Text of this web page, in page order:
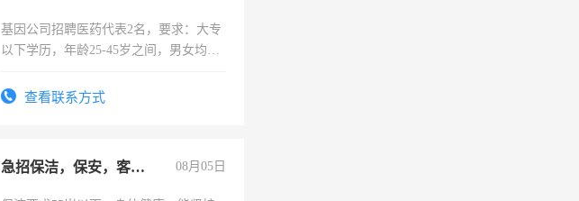
基因公司招聘医药代表2名，要求：大专
以下学历，年龄25-45岁之间，男女均
表或者有医学资质的优先，底薪+绩效，
查看联系方式
急招保洁，保安，客服，工程 08月05日